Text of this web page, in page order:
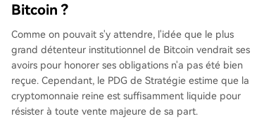
Bitcoin ?
Comme on pouvait s'y attendre, l'idée que le plus
grand détenteur institutionnel de Bitcoin vendrait ses
avoirs pour honorer ses obligations n'a pas été bien
reçue. Cependant, le PDG de Stratégie estime que la
cryptomonnaie reine est suffisamment liquide pour
résister à toute vente majeure de sa part.